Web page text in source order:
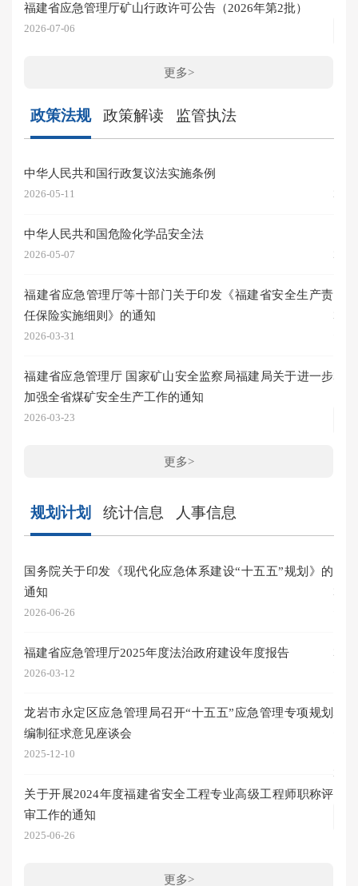
福建省应急管理厅矿山行政许可公告（2026年第2批）
2026-07-06
更多>
政策法规 政策解读 监管执法
中华人民共和国行政复议法实施条例
2026-05-11
中华人民共和国危险化学品安全法
2026-05-07
福建省应急管理厅等十部门关于印发《福建省安全生产责
任保险实施细则》的通知
2026-03-31
福建省应急管理厅 国家矿山安全监察局福建局关于进一步
加强全省煤矿安全生产工作的通知
2026-03-23
更多>
规划计划 统计信息 人事信息
国务院关于印发《现代化应急体系建设“十五五”规划》的
通知
2026-06-26
福建省应急管理厅2025年度法治政府建设年度报告
2026-03-12
龙岩市永定区应急管理局召开“十五五”应急管理专项规划
编制征求意见座谈会
2025-12-10
关于开展2024年度福建省安全工程专业高级工程师职称评
审工作的通知
2025-06-26
更多>